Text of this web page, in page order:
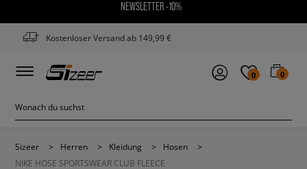
NEWSLETTER -10%
Kostenloser Versand ab 149,99 €
0 0
Sizeer > Herren > Kleidung > Hosen
>
NIKE HOSE SPORTSWEAR CLUB FLEECE